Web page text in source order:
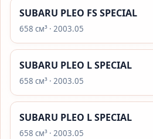
SUBARU PLEO FS SPECIAL
658 см³ · 2003.05
SUBARU PLEO L SPECIAL
658 см³ · 2003.05
SUBARU PLEO L SPECIAL
658 см³ · 2003.05